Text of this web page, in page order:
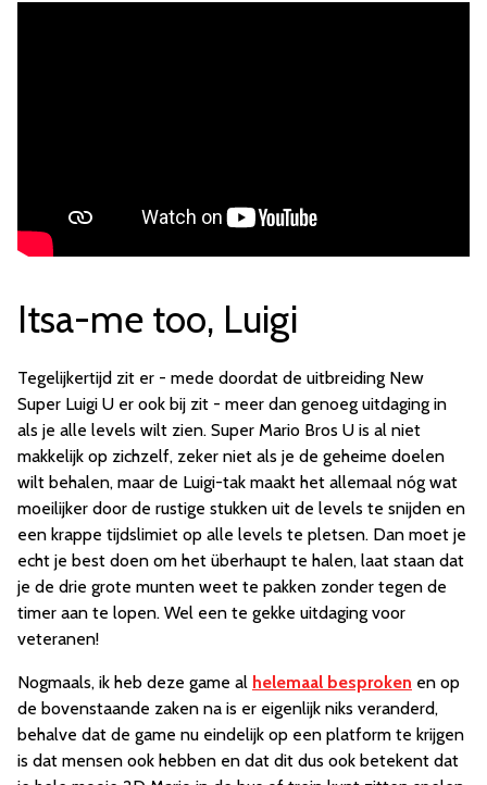
Itsa-me too, Luigi
Tegelijkertijd zit er - mede doordat de uitbreiding New
Super Luigi U er ook bij zit - meer dan genoeg uitdaging in
als je alle levels wilt zien. Super Mario Bros U is al niet
makkelijk op zichzelf, zeker niet als je de geheime doelen
wilt behalen, maar de Luigi-tak maakt het allemaal nóg wat
moeilijker door de rustige stukken uit de levels te snijden en
een krappe tijdslimiet op alle levels te pletsen. Dan moet je
echt je best doen om het überhaupt te halen, laat staan dat
je de drie grote munten weet te pakken zonder tegen de
timer aan te lopen. Wel een te gekke uitdaging voor
veteranen!
Nogmaals, ik heb deze game al helemaal besproken en op
de bovenstaande zaken na is er eigenlijk niks veranderd,
behalve dat de game nu eindelijk op een platform te krijgen
is dat mensen ook hebben en dat dit dus ook betekent dat